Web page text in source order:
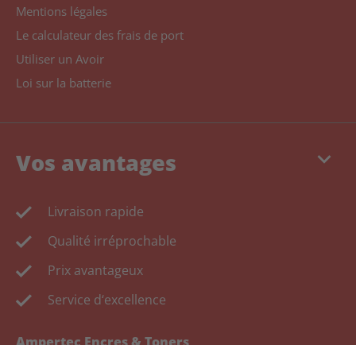
Mentions légales
Le calculateur des frais de port
Utiliser un Avoir
Loi sur la batterie
keyboard_arrow_down
Vos avantages
Livraison rapide
Qualité irréprochable
Prix avantageux
Service d‘excellence